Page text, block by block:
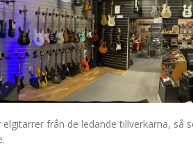
elgitarrer från de ledande tillverkarna, så